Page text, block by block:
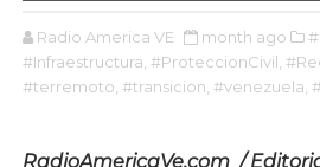
Radio America VE month ago
#Infraestructura, #ProteccionCivil,
#terremoto, #transicion, #venezuela,
RadioAmericaVe.com /